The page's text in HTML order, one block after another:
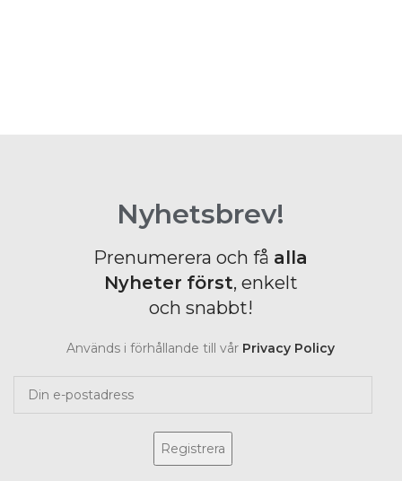
Nyhetsbrev!
Prenumerera och få alla
Nyheter först, enkelt
och snabbt!
Används i förhållande till vår Privacy Policy